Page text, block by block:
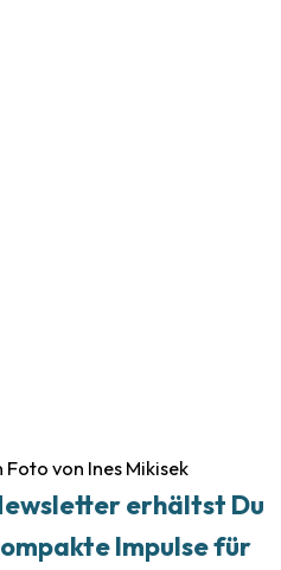
erhältst Du
Impulse für